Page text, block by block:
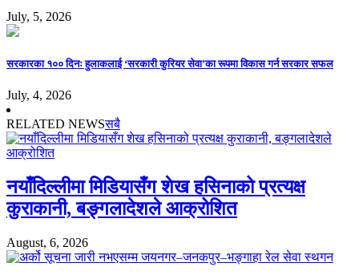
July, 5, 2026
सरकारका १०० दिनः हुलाकलाई ‘सरकारी कुरियर सेवा’का रूपमा विकास गर्न सरकार सफल
July, 4, 2026
RELATED NEWSसबै
नयाँदिल्लीमा मिडियासँग शेख हसिनाको प्रत्यक्ष
कुराकानी, बङ्गलादेशले आक्रोशित
August, 6, 2026